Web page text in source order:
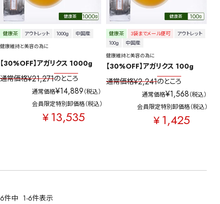
キーワードで探す
仙鶴草深蒸し茶業務用
予算・価格で探す
円
紅茶
容量を選択
健康茶 アウトレット 1000g
中国産
健康維持と美容の為に
【30%OFF】アガリクス 1000g
通常価格¥21,271のところ
通常価格¥14,889 税込
会員限定特別卸価格
¥13,535
税込
健康茶 3袋までメール便可
アウトレット
100g
中国産
健康維持と美容の為に
【30%OFF】アガリクス 100g
通常価格¥2,241のところ
通常価格¥1,568 税込
会員限定特別卸価格
¥1,425
税込
6件中 1-6件表示